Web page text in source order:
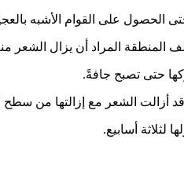
الحصول على القوام الأشبه
المنطقة المراد أن يزال الشعر
حتى تصبح جافةً.
قد أزالت الشعر مع إزالتها من سطح
لثلاثة أسابيع.